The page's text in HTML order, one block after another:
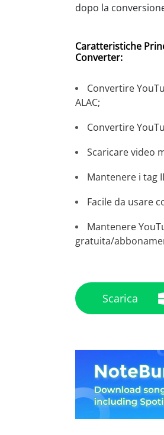
dopo la
Caratteristiche
Converter:
Convertire
ALAC;
Convertire
Scaricare video
Mantenere i tag
Facile da usare
Mantenere
gratuita/
Scarica